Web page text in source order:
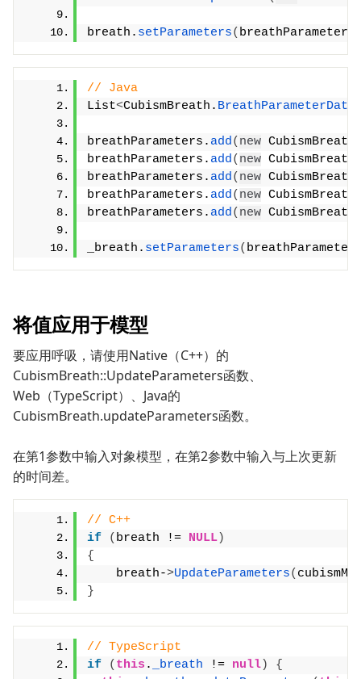
breath. setParameters( breathParameters
// Java
List<CubismBreath. BreathParameterData
breathParameters. add( new
breathParameters. add( new
breathParameters. add( new
breathParameters. add( new
breathParameters. add( new
_breath. setParameters(
将值应用于模型
要应用呼吸，请使用Native（C++）的
CubismBreath::UpdateParameters函数、
Web（TypeScript）、Java的
CubismBreath.updateParameters函数。
在第1参数中输入对象模型，在第2参数中输入与上次更新
的时间差。
// C++
if
( breath != NULL)
{
    breath-
>UpdateParameters(
}
// TypeScript
if
( this . _breath != null)
{